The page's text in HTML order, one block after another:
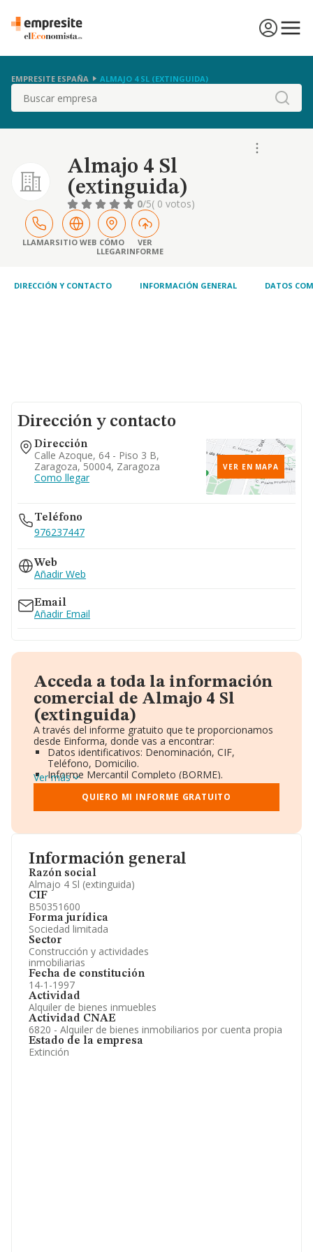
EMPRESITE ESPAÑA ALMAJO 4 SL (EXTINGUIDA)
Buscar
Almajo 4 Sl
(extinguida)
0/5( 0 votos)
LLAMARSITIO WEB CÓMO
LLEGAR
VER
INFORME
DIRECCIÓN Y CONTACTO INFORMACIÓN GENERAL DATOS
Información general
Razón social
Almajo 4 Sl (extinguida)
CIF
B50351600
Forma jurídica
Sociedad limitada
Sector
Construcción y actividades
inmobiliarias
Fecha de constitución
14-1-1997
Actividad
Alquiler de bienes inmuebles
Actividad CNAE
6820 - Alquiler de bienes inmobiliarios por cuenta propia
Estado de la empresa
Extinción
Dirección y contacto
Dirección
Calle Azoque, 64 - Piso 3 B,
Zaragoza, 50004, Zaragoza
Como llegar
VER EN MAPA
Teléfono
976237447
Web
Añadir Web
Email
Añadir Email
Acceda a toda la información
comercial de Almajo 4 Sl
(extinguida)
A través del informe gratuito que te proporcionamos
desde Einforma, donde vas a encontrar:
Datos identificativos: Denominación, CIF,
Teléfono, Domicilio.
Informe Mercantil Completo (BORME).
Gráficos de Evolución Ventas y Empleados.
Consejo de Administración y Administradores.
Directivos y Ejecutivos.
Información oficial y registral complementaria.
Ver más
QUIERO MI INFORME GRATUITO